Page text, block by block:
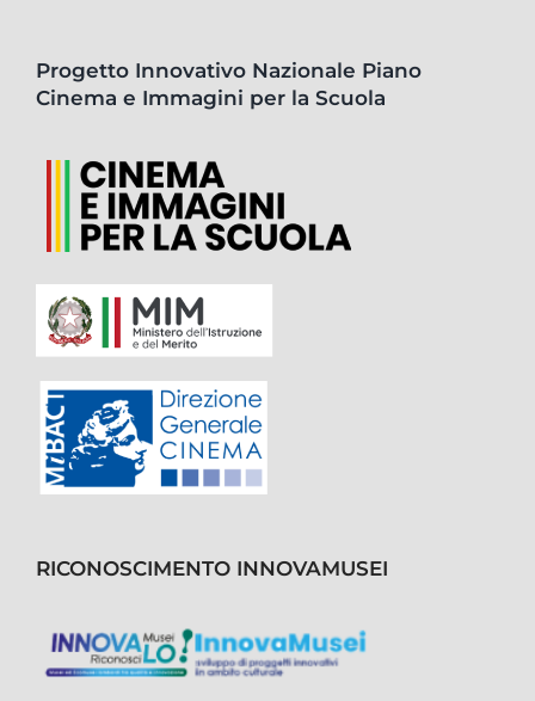
Progetto Innovativo Nazionale Piano
Cinema e Immagini per la Scuola
RICONOSCIMENTO INNOVAMUSEI